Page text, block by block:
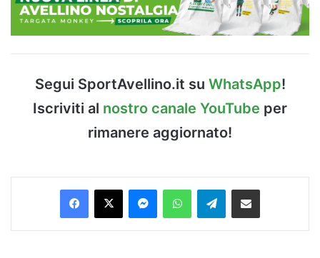
Segui SportAvellino.it su WhatsApp!
Iscriviti al nostro canale YouTube per
rimanere aggiornato!
Facebook
X MessengerWhatsAppTelegramCondividi via Email